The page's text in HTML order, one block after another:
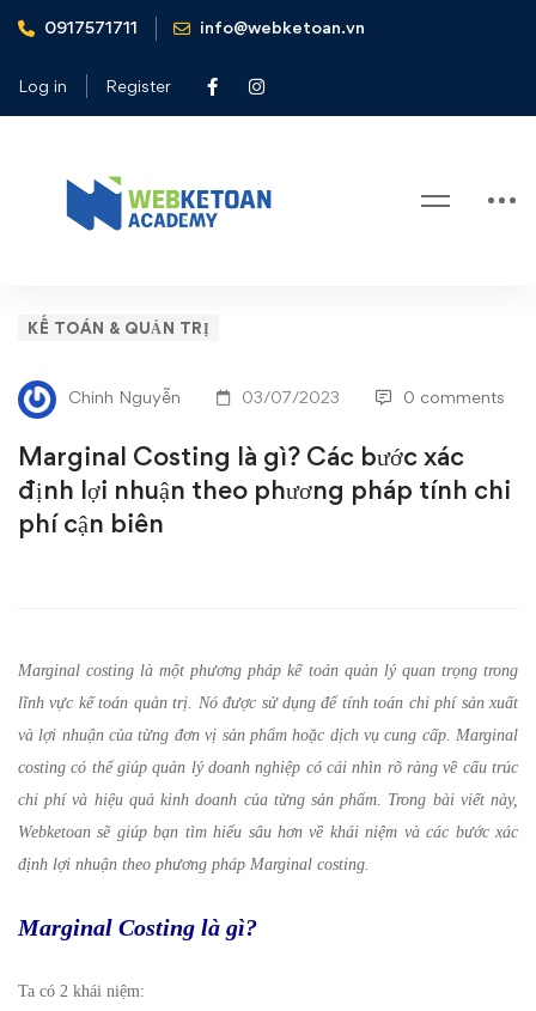
0917571711 info@webketoan.vn
Log in Register
Home
Kế toán & Quản trị
phương pháp tính chi phí cận biên
Marginal
Costing
là
gì?
Các
xác
định
lợi
nhuận
theo
phương
pháp
KẾ TOÁN & QUẢN TRỊ
Chinh Nguyễn 03/07/2023 0 comments
Marginal Costing là gì? Các bước xác
định lợi nhuận theo phương pháp tính chi
phí cận biên
Marginal costing là một phương pháp kế toán quản lý quan trọng trong
lĩnh vực kế toán quản trị. Nó được sử dụng để tính toán chi phí sản xuất
và lợi nhuận của từng đơn vị sản phẩm hoặc dịch vụ cung cấp. Marginal
costing có thể giúp quản lý doanh nghiệp có cái nhìn rõ ràng về cấu trúc
chi phí và hiệu quả kinh doanh của từng sản phẩm. Trong bài viết này,
Webketoan sẽ giúp bạn tìm hiểu sâu hơn về khái niệm và các bước xác
định lợi nhuận theo phương pháp Marginal costing.
Marginal Costing là gì?
Ta có 2 khái niệm: